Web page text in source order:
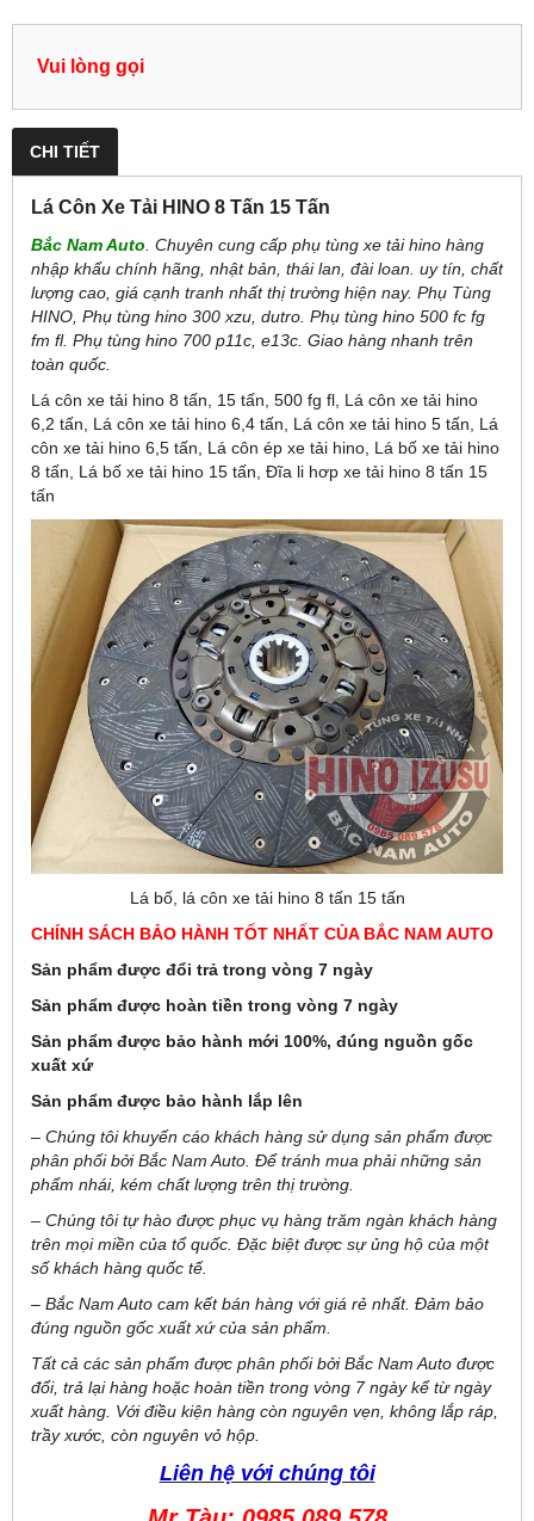
Vui lòng gọi
CHI TIẾT
Lá Côn Xe Tải HINO 8 Tấn 15 Tấn
Bắc Nam Auto. Chuyên cung cấp phụ tùng xe tải hino hàng
nhập khẩu chính hãng, nhật bản, thái lan, đài loan. uy tín, chất
lượng cao, giá cạnh tranh nhất thị trường hiện nay. Phụ Tùng
HINO, Phụ tùng hino 300 xzu, dutro. Phụ tùng hino 500 fc fg
fm fl. Phụ tùng hino 700 p11c, e13c. Giao hàng nhanh trên
toàn quốc.
Lá côn xe tải hino 8 tấn, 15 tấn, 500 fg fl, Lá côn xe tải hino
6,2 tấn, Lá côn xe tải hino 6,4 tấn, Lá côn xe tải hino 5 tấn, Lá
côn xe tải hino 6,5 tấn, Lá côn ép xe tải hino, Lá bố xe tải hino
8 tấn, Lá bố xe tải hino 15 tấn, Đĩa li hơp xe tải hino 8 tấn 15
tấn
Lá bố, lá côn xe tải hino 8 tấn 15 tấn
CHÍNH SÁCH BẢO HÀNH TỐT NHẤT CỦA BẮC NAM AUTO
Sản phẩm được đổi trả trong vòng 7 ngày
Sản phẩm được hoàn tiền trong vòng 7 ngày
Sản phẩm được bảo hành mới 100%, đúng nguồn gốc
xuất xứ
Sản phẩm được bảo hành lắp lên
– Chúng tôi khuyến cáo khách hàng sử dụng sản phẩm được
phân phối bởi Bắc Nam Auto. Để tránh mua phải những sản
phẩm nhái, kém chất lượng trên thị trường.
– Chúng tôi tự hào được phục vụ hàng trăm ngàn khách hàng
trên mọi miền của tổ quốc. Đặc biệt được sự ủng hộ của một
số khách hàng quốc tế.
– Bắc Nam Auto cam kết bán hàng với giá rẻ nhất. Đảm bảo
đúng nguồn gốc xuất xứ của sản phẩm.
Tất cả các sản phẩm được phân phối bởi Bắc Nam Auto được
đổi, trả lại hàng hoặc hoàn tiền trong vòng 7 ngày kể từ ngày
xuất hàng. Với điều kiện hàng còn nguyên vẹn, không lắp ráp,
trầy xước, còn nguyên vỏ hộp.
Liên hệ với chúng tôi